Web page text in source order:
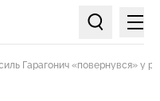
Пошук по
Гарагонич «повернувся» у